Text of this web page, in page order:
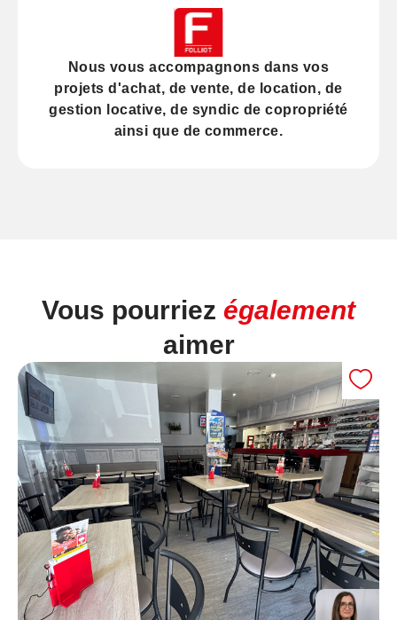
Nous vous accompagnons dans vos
projets d'achat, devente, de location, de
gestion locative, de syndic de copropriété
ainsi que de commerce.
Vous pourriez également
aimer